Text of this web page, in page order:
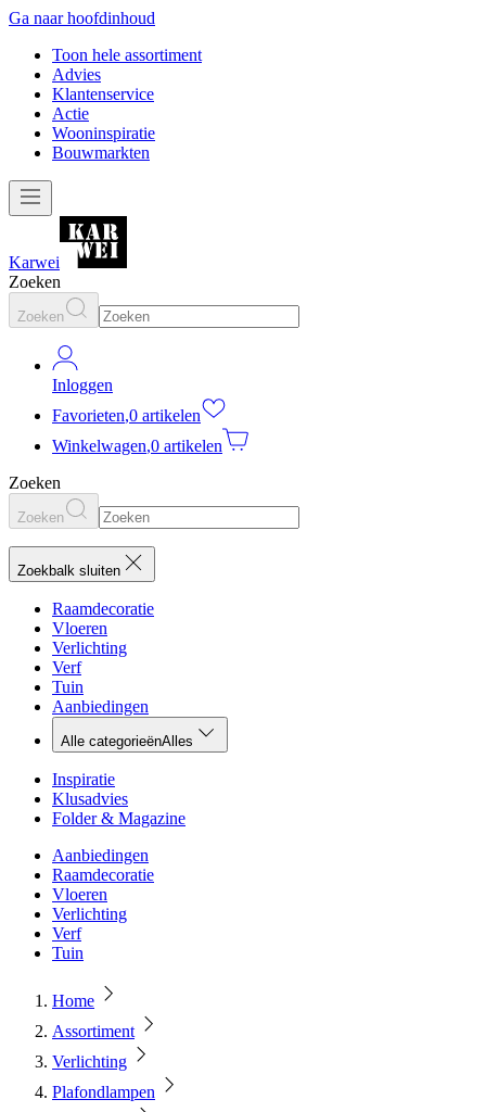
Ga naar hoofdinhoud
Toon hele assortiment
Advies
Klantenservice
Actie
Wooninspiratie
Bouwmarkten
Karwei
Zoeken
Zoeken
Inloggen
Favorieten,0 artikelen
Winkelwagen,0 artikelen
Zoeken
Zoeken
Zoekbalk sluiten
Raamdecoratie
Vloeren
Verlichting
Verf
Tuin
Aanbiedingen
Alle categorieënAlles
Inspiratie
Klusadvies
Folder & Magazine
Aanbiedingen
Raamdecoratie
Vloeren
Verlichting
Verf
Tuin
Home
Assortiment
Verlichting
Plafondlampen